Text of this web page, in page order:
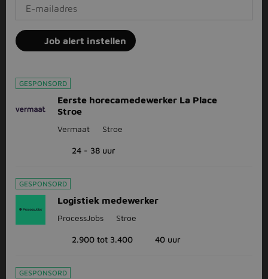
Job alert instellen
GESPONSORD
Eerste horecamedewerker La Place
Stroe
Vermaat Stroe
24 - 38 uur
GESPONSORD
Logistiek medewerker
ProcessJobs Stroe
2.900 tot 3.400 40 uur
GESPONSORD